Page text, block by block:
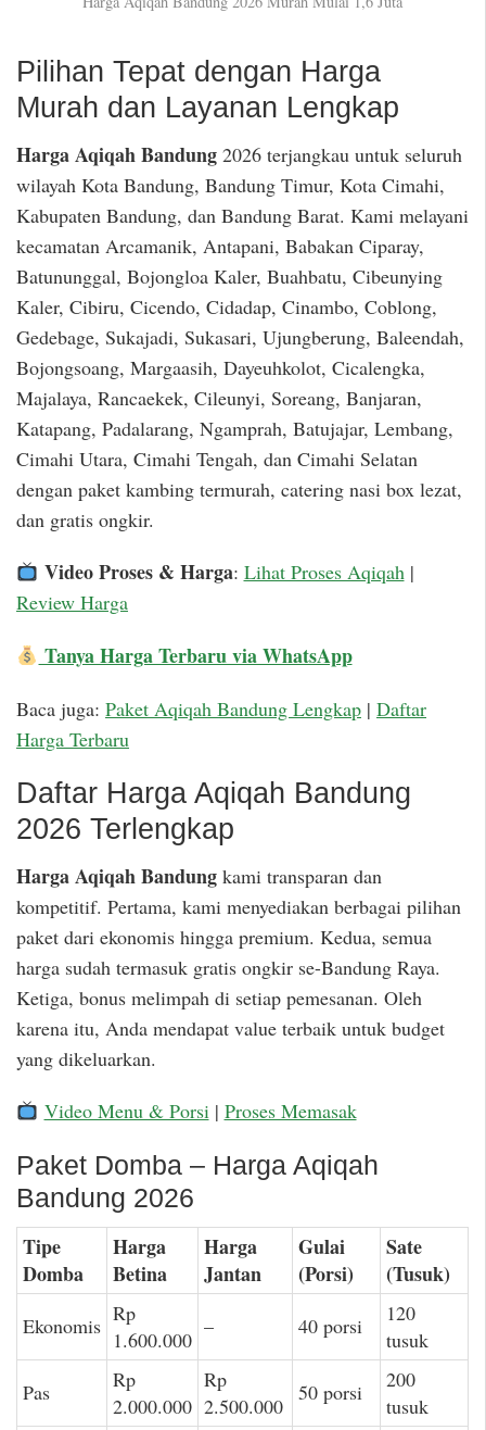
Pilihan Tepat dengan Harga
Murah dan Layanan Lengkap
Harga Aqiqah Bandung 2026 terjangkau untuk seluruh
wilayah Kota Bandung, Bandung Timur, Kota Cimahi,
Kabupaten Bandung, dan Bandung Barat. Kami melayani
kecamatan Arcamanik, Antapani, Babakan Ciparay,
Batununggal, Bojongloa Kaler, Buahbatu, Cibeunying
Kaler, Cibiru, Cicendo, Cidadap, Cinambo, Coblong,
Gedebage, Sukajadi, Sukasari, Ujungberung, Baleendah,
Bojongsoang, Margaasih, Dayeuhkolot, Cicalengka,
Majalaya, Rancaekek, Cileunyi, Soreang, Banjaran,
Katapang, Padalarang, Ngamprah, Batujajar, Lembang,
Cimahi Utara, Cimahi Tengah, dan Cimahi Selatan
dengan paket kambing termurah, catering nasi box lezat,
dan gratis ongkir.
Video Proses & Harga: Lihat Proses Aqiqah|
Review Harga
Tanya Harga Terbaru via WhatsApp
Baca juga: Paket Aqiqah Bandung Lengkap | Daftar
Harga Terbaru
Daftar Harga Aqiqah Bandung
2026 Terlengkap
Harga Aqiqah Bandung kami transparan dan
kompetitif. Pertama, kami menyediakan berbagai pilihan
paket dari ekonomis hingga premium. Kedua, semua
harga sudah termasuk gratis ongkir se-Bandung Raya.
Ketiga, bonus melimpah di setiap pemesanan. Oleh
karena itu, Anda mendapat value terbaik untuk budget
yang dikeluarkan.
Video Menu & Porsi| Proses Memasak
Paket Domba – Harga Aqiqah
Bandung 2026
Tipe
Domba
Harga
Betina
Harga
Jantan
Gulai
(Porsi)
Sate
(Tusuk)
Ekonomis Rp
1.600.000
– 40 porsi
120
tusuk
Pas
Rp
2.000.000
Rp
2.500.000
50 porsi
200
tusuk